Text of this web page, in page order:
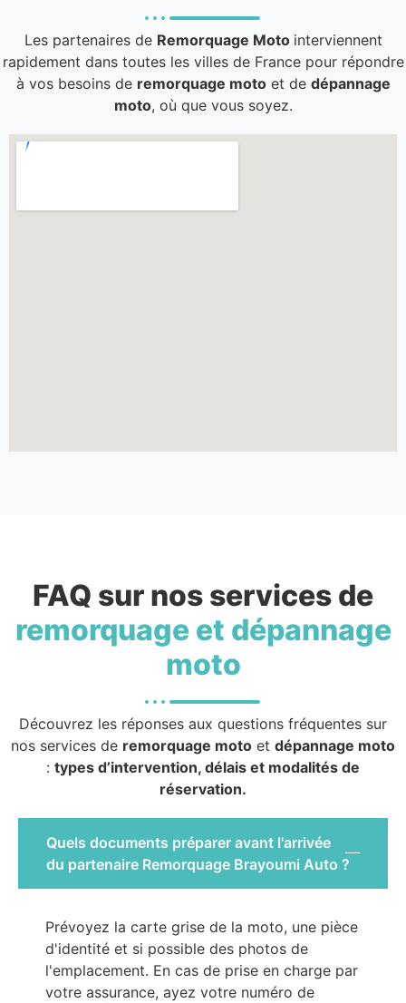
Les partenaires de Remorquage Moto interviennent
rapidement dans toutes les villes de France pour répondre
à vos besoins de remorquage motoet de dépannage
moto, où que vous soyez.
FAQ sur nos services de
remorquage et dépannage
moto
Découvrez les réponses aux questions fréquentes sur
nos services de remorquage moto et dépannage moto
: types d’intervention, délais et modalités de
réservation.
Quels documents préparer avant l'arrivée
du partenaire Remorquage Brayoumi Auto ?
Prévoyez la carte grise de la moto, une pièce
d'identité et si possible des photos de
l'emplacement. En cas de prise en charge par
votre assurance, ayez votre numéro de